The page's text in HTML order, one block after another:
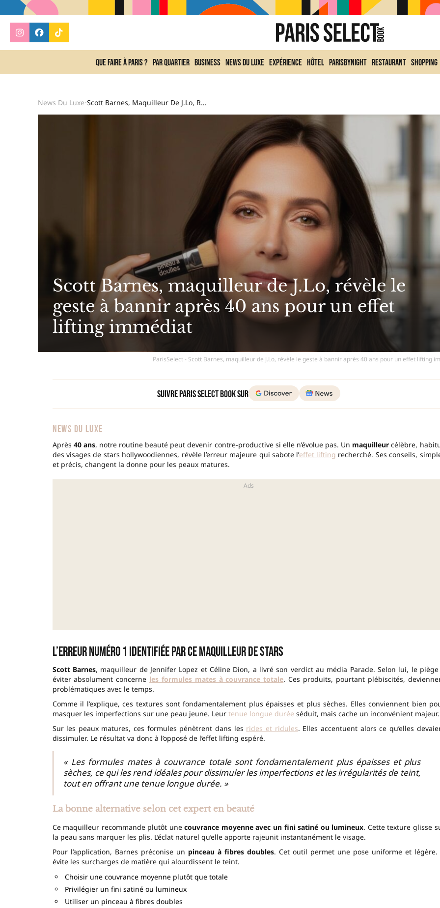
Que faire à Paris ? Par quartier Business News du Luxe Expérience Hôtel ParisByNight Restaurant Shopping
News Du Luxe• Scott Barnes, Maquilleur De J.Lo, Révèle Le Geste À Bannir Après 40 Ans Pour Un Effet Lifting Immédiat
Scott Barnes, maquilleur de J.Lo, révèle le
geste à bannir après 40 ans pour un effet
lifting immédiat
ParisSelect - Scott Barnes, maquilleur de J.Lo, révèle le geste à bannir après 40 ans pour un effet lifting
Suivre Paris Select Book sur
NEWS DU LUXE
Après 40 ans, notre routine beauté peut devenir contre-productive si elle n’évolue pas. Un maquilleur célèbre,
des visages de stars hollywoodiennes, révèle l’erreur majeure qui sabote l’effet lifting recherché. Ses conseils,
et précis, changent la donne pour les peaux matures.
L’erreur numéro 1 identifiée par ce maquilleur de stars
Scott Barnes, maquilleur de Jennifer Lopez et Céline Dion, a livré son verdict au média Parade. Selon lui, le
éviter absolument concerne les formules mates à couvrance totale. Ces produits, pourtant plébiscités,
problématiques avec le temps.
Comme il l’explique, ces textures sont fondamentalement plus épaisses et plus sèches. Elles conviennent bien
masquer les imperfections sur une peau jeune. Leur tenue longue durée séduit, mais cache un inconvénient majeur.
Sur les peaux matures, ces formules pénètrent dans les rides et ridules. Elles accentuent alors ce qu’elles
dissimuler. Le résultat va donc à l’opposé de l’effet lifting espéré.
« Les formules mates à couvrance totale sont fondamentalement plus épaisses et plus
sèches, ce qui les rend idéales pour dissimuler les imperfections et les irrégularités de teint,
tout en offrant une tenue longue durée. »
La bonne alternative selon cet expert en beauté
Ce maquilleur recommande plutôt unecouvrance moyenne avec un fini satiné ou lumineux. Cette texture glisse
la peau sans marquer les plis. L’éclat naturel qu’elle apporte rajeunit instantanément le visage.
Pour l’application, Barnes préconise un pinceau à fibres doubles. Cet outil permet une pose uniforme et
évite les surcharges de matière qui alourdissent le teint.
Choisir une couvrance moyenne plutôt que totale
Privilégier un fini satiné ou lumineux
Utiliser un pinceau à fibres doubles